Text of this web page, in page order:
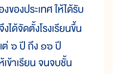
ของประเทศ ให้ได้รับ
งได้จัดตั้งโรงเรียนขึ้น
๖ ปี ถึง ๑๖ ปี
เข้าเรียน จนจบชั้น